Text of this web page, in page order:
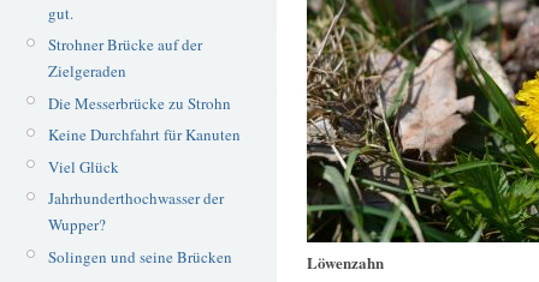
gut.
Strohner Brücke auf der
Zielgeraden
Die Messerbrücke zu Strohn
Keine Durchfahrt für Kanuten
Viel Glück
Jahrhunderthochwasser der
Wupper?
Solingen und seine Brücken
Löwenzahn